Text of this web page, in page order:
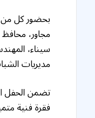
بحضور كل من
مجاور،
سيناء،
مديريات
تضمن الحفل
فقرة فنية